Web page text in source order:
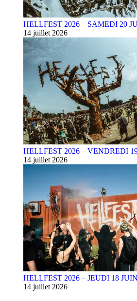
HELLFEST 2026 – SAMEDI 20
14 juillet 2026
HELLFEST 2026 – VENDREDI
14 juillet 2026
HELLFEST 2026 – JEUDI 18
14 juillet 2026